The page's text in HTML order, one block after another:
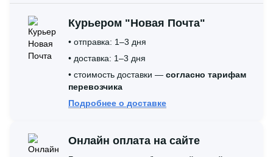
Курьером "Новая Почта"
• отправка: 1–3 дня
• доставка: 1–3 дня
• стоимость доставки — согласно тарифам
перевозчика
Подробнее о доставке
Онлайн оплата на сайте